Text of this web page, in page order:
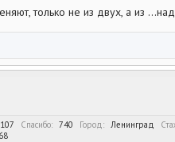
только не из двух, а из
Спасибо 740 Город Ленинград